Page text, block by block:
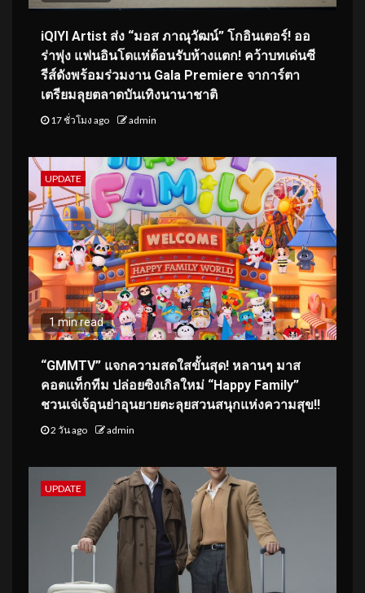
iQIYI Artist ส่ง “มอส ภาณุวัฒน์” โกอินเตอร์! ออ
ร่าพุ่ง แฟนอินโดแห่ต้อนรับห้างแตก! คว้าบทเด่นซี
รีส์ดังพร้อมร่วมงาน Gala Premiere จาการ์ตา
เตรียมลุยตลาดบันเทิงนานาชาติ
17 ชั่วโมง ago admin
UPDATE
1 min read
“GMMTV” แจกความสดใสขั้นสุด! หลานๆ มาส
คอตแท็กทีม ปล่อยซิงเกิลใหม่ “Happy Family”
ชวนเจ่เจ้อุนย่าอุนยายตะลุยสวนสนุกแห่งความสุข!!
2 วัน ago admin
UPDATE